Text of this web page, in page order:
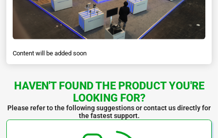
– Thiết kế nhỏ gọn, tiết kiệm không gian.
– Ma sát thấp, do đó không có hạn chế nhiệt .
Ứng dụng Đong Co Giam Toc Sumitomo Cyclo HBBtrong Ngành
– Băng tải
Content will be added soon
HAVEN'T FOUND THE PRODUCT YOU'RE
LOOKING FOR?
Please refer to the following suggestions or contact us directly for
the fastest support.